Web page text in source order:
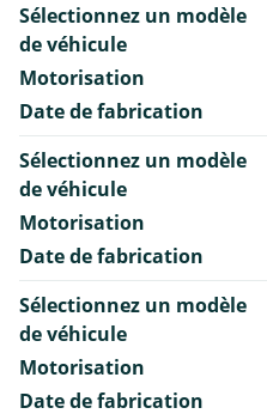
Sélectionnez un modèle
de véhicule
Motorisation
Date de fabrication
Sélectionnez un modèle
de véhicule
Motorisation
Date de fabrication
Sélectionnez un modèle
de véhicule
Motorisation
Date de fabrication